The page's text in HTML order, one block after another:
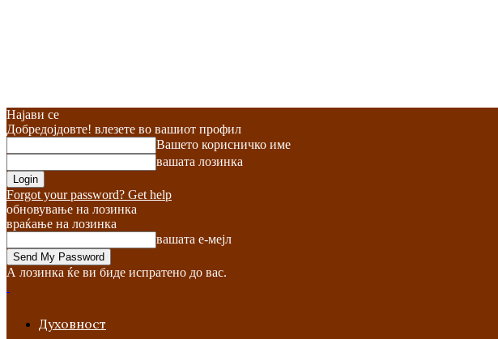
Најави се
Добредојдовте! влезете во вашиот профил
Вашето корисничко име
вашата лозинка
Forgot your password? Get help
обновување на лозинка
враќање на лозинка
вашата е-мејл
А лозинка ќе ви биде испратено до вас.
Духовност